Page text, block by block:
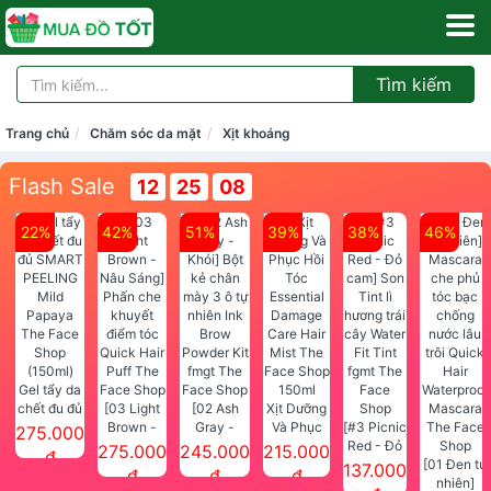
Tìm kiếm
Trang chủ Chăm sóc da mặt Xịt khoáng
Flash Sale 12 25 08
22%
Gel tẩy da
chết đu đủ
SMART
PEELING
275.000
đ
42%
[03 Light
Brown -
Nâu Sáng]
Phấn che
275.000
đ
51%
[02 Ash
Gray -
Khói] Bột
kẻ chân
245.000
đ
39%
Xịt Dưỡng
Và Phục
Hồi Tóc
Essential
215.000
đ
38%
[#3 Picnic
Red - Đỏ
cam] Son
137.000
46%
[01 Đen tự
nhiên]